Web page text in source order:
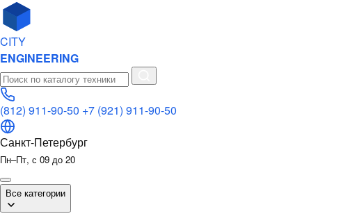
CITY
ENGINEERING
(812) 911-90-50 +7 (921) 911-90-50
Санкт-Петербург
Пн–Пт, с 09 до 20
Все категории